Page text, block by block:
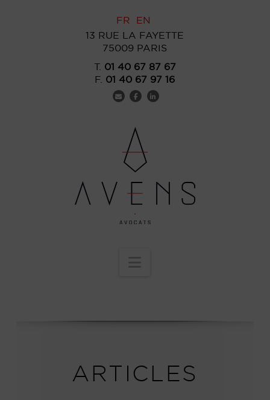
FR
EN
13 RUE LA FAYETTE
75009 PARIS
T. 01 40 67 87 67
F. 01 40 67 97 16
ARTICLES